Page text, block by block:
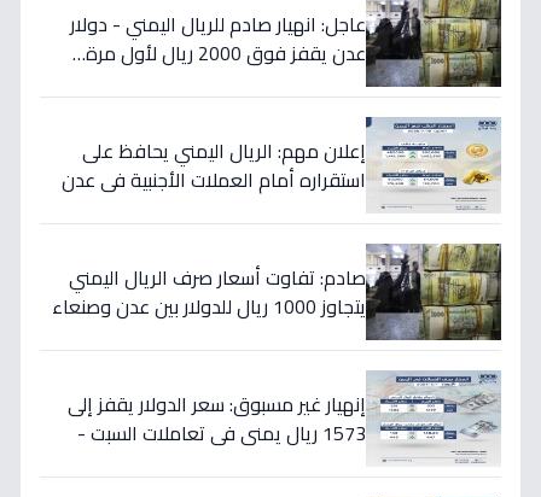
عاجل: انهيار صادم للريال اليمني - دولار
عدن يقفز فوق 2000 ريال لأول مرة…
إعلان مهم: الريال اليمني يحافظ على
استقراره أمام العملات الأجنبية في عدن
صادم: تفاوت أسعار صرف الريال اليمني
يتجاوز 1000 ريال للدولار بين عدن وصنعاء
إنهيار غير مسبوق: سعر الدولار يقفز إلى
1573 ريال يمني في تعاملات السبت -